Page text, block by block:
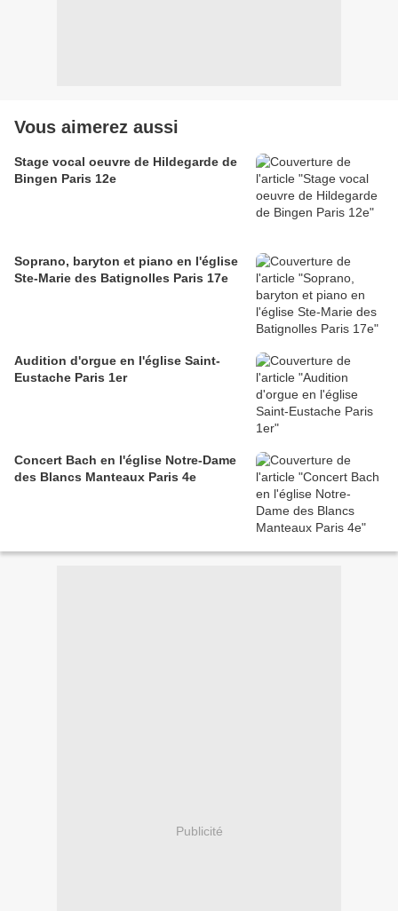
Vous aimerez aussi
Stage vocal oeuvre de Hildegarde de
Bingen Paris 12e
Soprano, baryton et piano en l'église
Ste-Marie des Batignolles Paris 17e
Audition d'orgue en l'église Saint-
Eustache Paris 1er
Concert Bach en l'église Notre-Dame
des Blancs Manteaux Paris 4e
Publicité